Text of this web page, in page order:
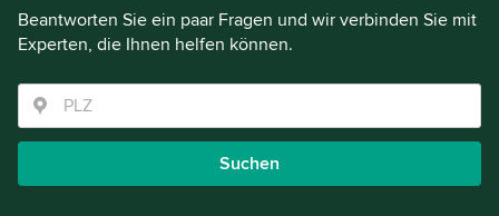
Beantworten Sie ein paar Fragen und wir verbinden Sie mit
Experten, die Ihnen helfen können.
Suchen